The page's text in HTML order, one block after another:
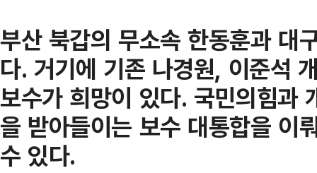
부산 북갑의 무소속 한동훈과 대
다. 거기에 기존 나경원, 이준석
보수가 희망이 있다. 국민의힘과
을 받아들이는 보수 대통합을 이
수 있다.